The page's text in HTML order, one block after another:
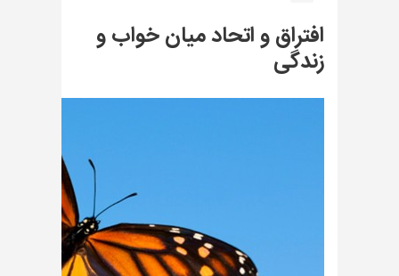
افتراق و اتحاد میان خواب و
زندگی